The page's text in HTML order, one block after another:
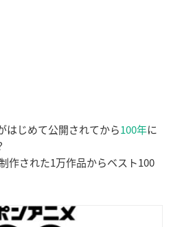
はじめて公開されてから100年に
作された1万作品からベスト100